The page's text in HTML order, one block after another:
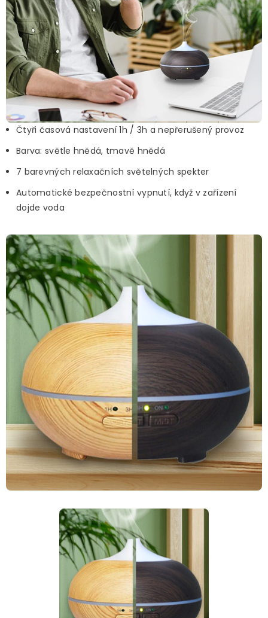
Čtyři časová nastavení 1h / 3h a nepřerušený provoz
Barva: světle hnědá, tmavě hnědá
7 barevných relaxačních světelných spekter
Automatické bezpečnostní vypnutí, když v zařízení
dojde voda